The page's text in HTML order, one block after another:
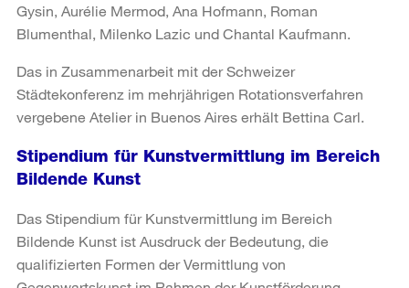
Gysin, Aurélie Mermod, Ana Hofmann, Roman
Blumenthal, Milenko Lazic und Chantal Kaufmann.
Das in Zusammenarbeit mit der Schweizer
Städtekonferenz im mehrjährigen Rotationsverfahren
vergebene Atelier in Buenos Aires erhält Bettina Carl.
Stipendium für Kunstvermittlung im Bereich
Bildende Kunst
Das Stipendium für Kunstvermittlung im Bereich
Bildende Kunst ist Ausdruck der Bedeutung, die
qualifizierten Formen der Vermittlung von